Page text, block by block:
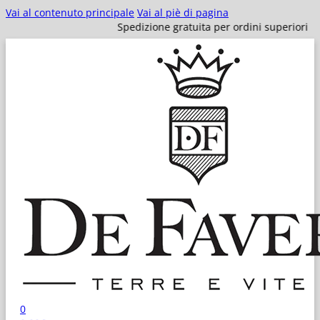
Vai al contenuto principale Vai al piè di pagina
Spedizione gratuita per ordini superiori a 100€!
0